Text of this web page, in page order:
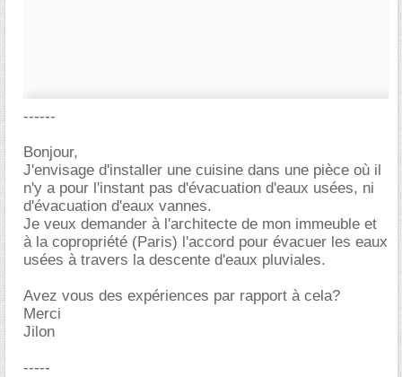
------
Bonjour,
J'envisage d'installer une cuisine dans une pièce où il
n'y a pour l'instant pas d'évacuation d'eaux usées, ni
d'évacuation d'eaux vannes.
Je veux demander à l'architecte de mon immeuble et
à la copropriété (Paris) l'accord pour évacuer les eaux
usées à travers la descente d'eaux pluviales.
Avez vous des expériences par rapport à cela?
Merci
Jilon
-----